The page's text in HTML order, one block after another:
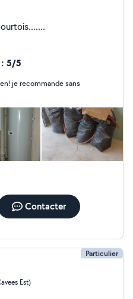
: 5/5
je recommande sans
Contacter
Particulier
Est)